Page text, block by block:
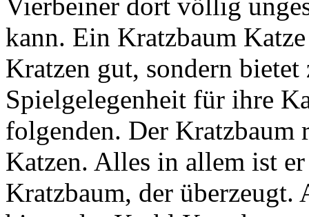
kann. Ein Kratzbaum
Kratzen gut, sondern
Spielgelegenheit für ihre
folgenden. Der Kratzbaum
Katzen. Alles in allem ist
Kratzbaum, der